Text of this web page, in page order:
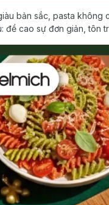
bản sắc, pasta không
đề cao sự đơn giản, tôn